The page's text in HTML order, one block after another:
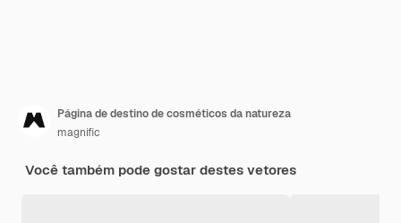
Página de destino de cosméticos da natureza
magnific
Você também pode gostar destes vetores